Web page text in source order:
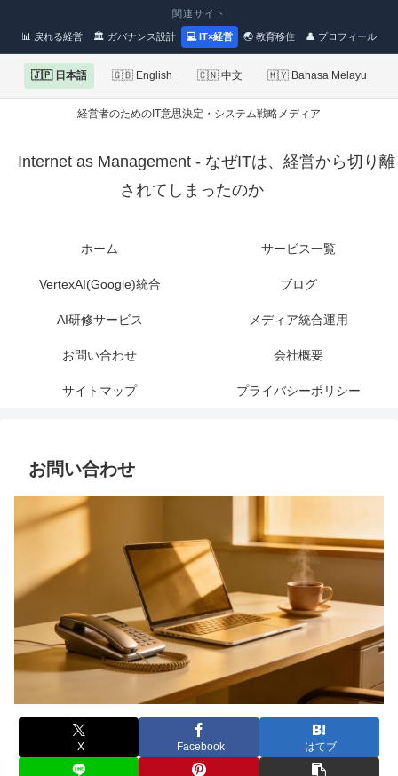
関連サイト
📊 戻れる経営 🏛 ガバナンス設計 💻 IT×経営 🌏 教育移住 👤 プロフィール
🇯🇵 日本語 🇬🇧 English 🇨🇳 中文 🇲🇾 Bahasa Melayu
経営者のためのIT意思決定・システム戦略メディア
Internet as Management - なぜITは、経営から切り離
されてしまったのか
ホーム サービス一覧
VertexAI(Google)統合 ブログ
AI研修サービス メディア統合運用
お問い合わせ 会社概要
サイトマップ プライバシーポリシー
お問い合わせ
X Facebook はてブ